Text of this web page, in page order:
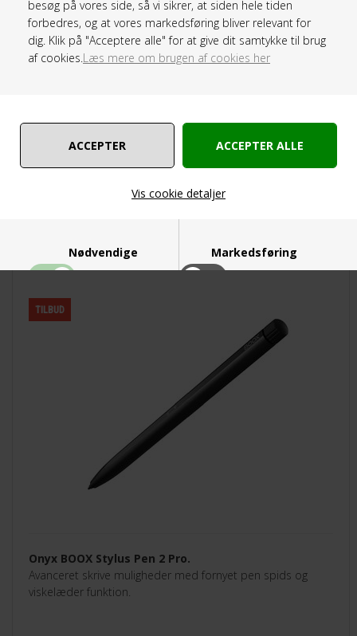
besøg på vores side, så vi sikrer, at siden hele tiden
forbedres, og at vores markedsføring bliver relevant for
dig. Klik på "Acceptere alle" for at give dit samtykke til brug
af cookies.Læs mere om brugen af cookies her
Vis cookie detaljer
Nødvendige Markedsføring
Statistiske
159,00 DKK
TILBUD
Onyx BOOX Stylus Pen 2 Pro.
Avanceret skrive muligheder med fornyet pen spids og
viskelæder funktion.